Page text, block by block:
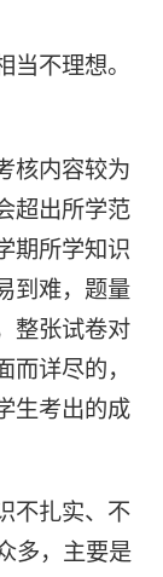
不理想。
核内容较为
超出所学范
期所学知识
到难，题量
整张试卷对
详尽的，
生考出的成
不扎实、不
多，主要是